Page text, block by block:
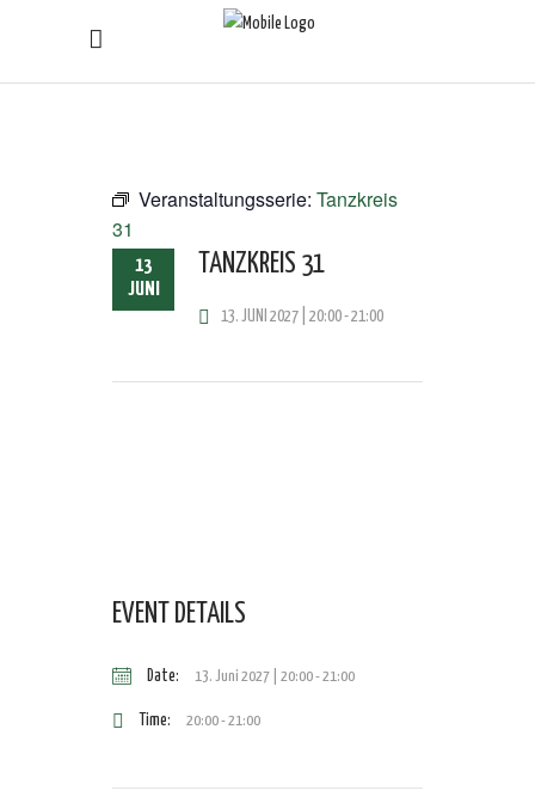
Veranstaltungsserie: Tanzkreis
31
13
JUNI
TANZKREIS 31
13. JUNI 2027 | 20:00-21:00
EVENT DETAILS
Date: 13. Juni 2027 | 20:00-21:00
Time: 20:00 - 21:00